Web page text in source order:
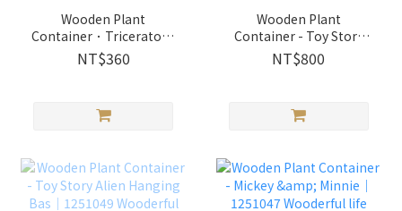
Wooden Plant
Container．Triceratops
｜1251007 GREENFUL
LIFE
NT$360
Wooden Plant
Container - Toy Story
Alien｜1251050
Wooderful life
NT$800